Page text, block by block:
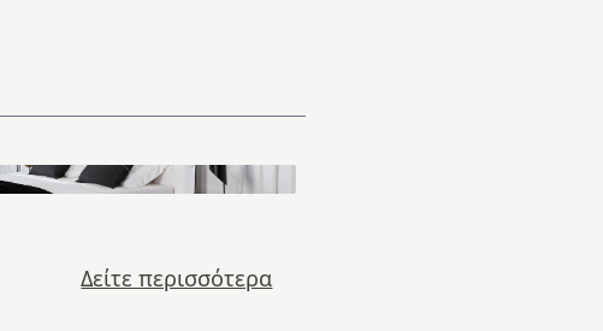
Δείτε περισσότερα